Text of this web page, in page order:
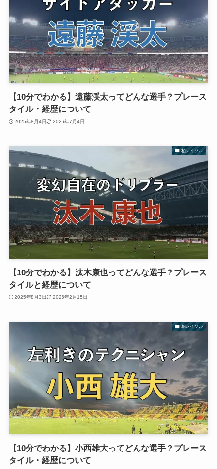
【10分でわかる】遠藤渓太ってどんな選手？プレース
タイル・経歴について
2025年8月4日 2026年7月4日
柏レイソル
【10分でわかる】汰木康也ってどんな選手？プレース
タイルと経歴について
2025年8月3日 2026年2月15日
柏レイソル
【10分でわかる】小西雄大ってどんな選手？プレース
タイル・経歴について